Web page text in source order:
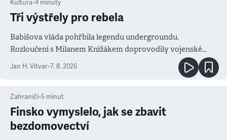
Kultura•4 minuty
Tři výstřely pro rebela
Babišova vláda pohřbila legendu undergroundu.
Rozloučení s Milanem Knížákem doprovodily vojenské
salvy i kritika pokrokářů
Jan H. Vitvar•7. 8. 2026
Zahraničí•5 minut
Finsko vymyslelo, jak se zbavit
bezdomovectví